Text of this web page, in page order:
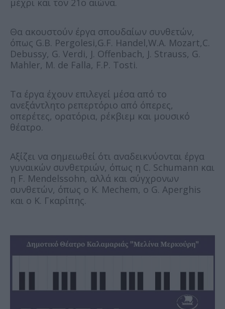
μέχρι και τον 21ο αιώνα.
Θα ακουστούν έργα σπουδαίων συνθετών,
όπως G.B. Pergolesi,G.F. Handel,W.A. Mozart,C.
Debussy, G. Verdi, J. Offenbach, J. Strauss, G.
Mahler, M. de Falla, F.P. Tosti.
Τα έργα έχουν επιλεγεί μέσα από το
ανεξάντλητο ρεπερτόριο από όπερες,
οπερέτες, ορατόρια, ρέκβιεμ και μουσικό
θέατρο.
Αξίζει να σημειωθεί ότι αναδεικνύονται έργα
γυναικών συνθετριών, όπως η C. Schumann και
η F. Mendelssohn, αλλά και σύγχρονων
συνθετών, όπως ο K. Mechem, ο G. Aperghis
και ο Κ. Γκαρίπης.